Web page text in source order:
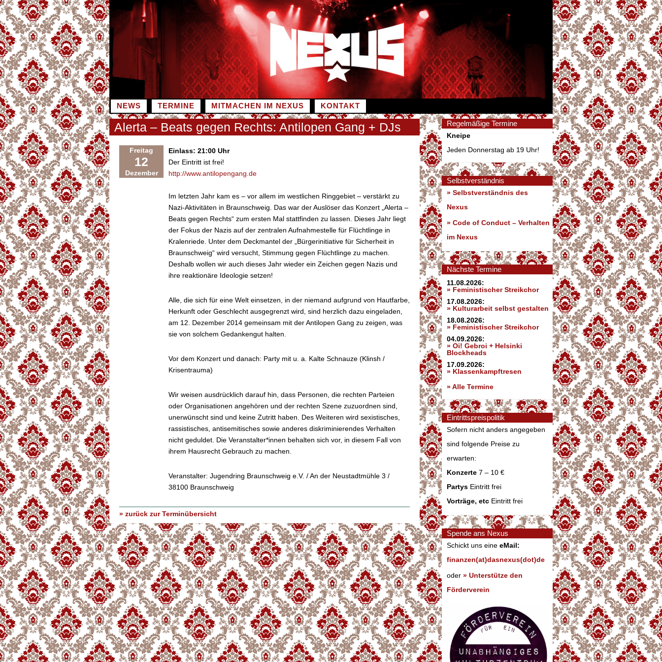
Zum
Inhalt
springen
NEWS TERMINE MITMACHEN IM NEXUS KONTAKT
Alerta – Beats gegen Rechts: Antilopen Gang + DJs
Freitag
12
Dezember
Einlass: 21:00 Uhr
Der Eintritt ist frei!
http://www.antilopengang.de
Im letzten Jahr kam es – vor allem im westlichen Ringgebiet – verstärkt zu
Nazi-Aktivitäten in Braunschweig. Das war der Auslöser das Konzert „Alerta –
Beats gegen Rechts“ zum ersten Mal stattfinden zu lassen. Dieses Jahr liegt
der Fokus der Nazis auf der zentralen Aufnahmestelle für Flüchtlinge in
Kralenriede. Unter dem Deckmantel der „Bürgerinitiative für Sicherheit in
Braunschweig“ wird versucht, Stimmung gegen Flüchtlinge zu machen.
Deshalb wollen wir auch dieses Jahr wieder ein Zeichen gegen Nazis und
ihre reaktionäre Ideologie setzen!
Alle, die sich für eine Welt einsetzen, in der niemand aufgrund von Hautfarbe,
Herkunft oder Geschlecht ausgegrenzt wird, sind herzlich dazu eingeladen,
am 12. Dezember 2014 gemeinsam mit der Antilopen Gang zu zeigen, was
sie von solchem Gedankengut halten.
Vor dem Konzert und danach: Party mit u. a. Kalte Schnauze (Klinsh /
Krisentrauma)
Wir weisen ausdrücklich darauf hin, dass Personen, die rechten Parteien
oder Organisationen angehören und der rechten Szene zuzuordnen sind,
unerwünscht sind und keine Zutritt haben. Des Weiteren wird sexistisches,
rassistisches, antisemitisches sowie anderes diskriminierendes Verhalten
nicht geduldet. Die Veranstalter*innen behalten sich vor, in diesem Fall von
ihrem Hausrecht Gebrauch zu machen.
Veranstalter: Jugendring Braunschweig e.V. / An der Neustadtmühle 3 /
38100 Braunschweig
» zurück zur Terminübersicht
Regelmäßige Termine
Kneipe
Jeden Donnerstag ab 19 Uhr!
Selbstverständnis
» Selbstverständnis des
Nexus
» Code of Conduct – Verhalten
im Nexus
Nächste Termine
11.08.2026:
» Feministischer Streikchor
17.08.2026:
» Kulturarbeit selbst gestalten
18.08.2026:
» Feministischer Streikchor
04.09.2026:
» Oi! Gebroi + Helsinki
Blockheads
17.09.2026:
» Klassenkampftresen
» Alle Termine
Eintrittspreispolitik
Sofern nicht anders angegeben
sind folgende Preise zu
erwarten:
Konzerte 7 – 10 €
Partys Eintritt frei
Vorträge, etc Eintritt frei
Spende ans Nexus
Schickt uns eine eMail:
finanzen(at)dasnexus(dot)de
oder » Unterstütze den
Förderverein